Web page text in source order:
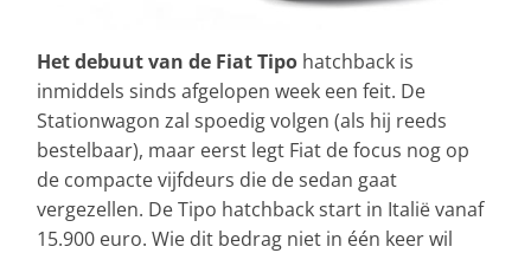
Het debuut van de Fiat Tipo hatchback is
inmiddels sinds afgelopen week een feit. De
Stationwagon zal spoedig volgen (als hij reeds
bestelbaar), maar eerst legt Fiat de focus nog op
de compacte vijfdeurs die de sedan gaat
vergezellen. De Tipo hatchback start in Italië vanaf
15.900 euro. Wie dit bedrag niet in één keer wil